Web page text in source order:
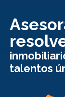
talentos